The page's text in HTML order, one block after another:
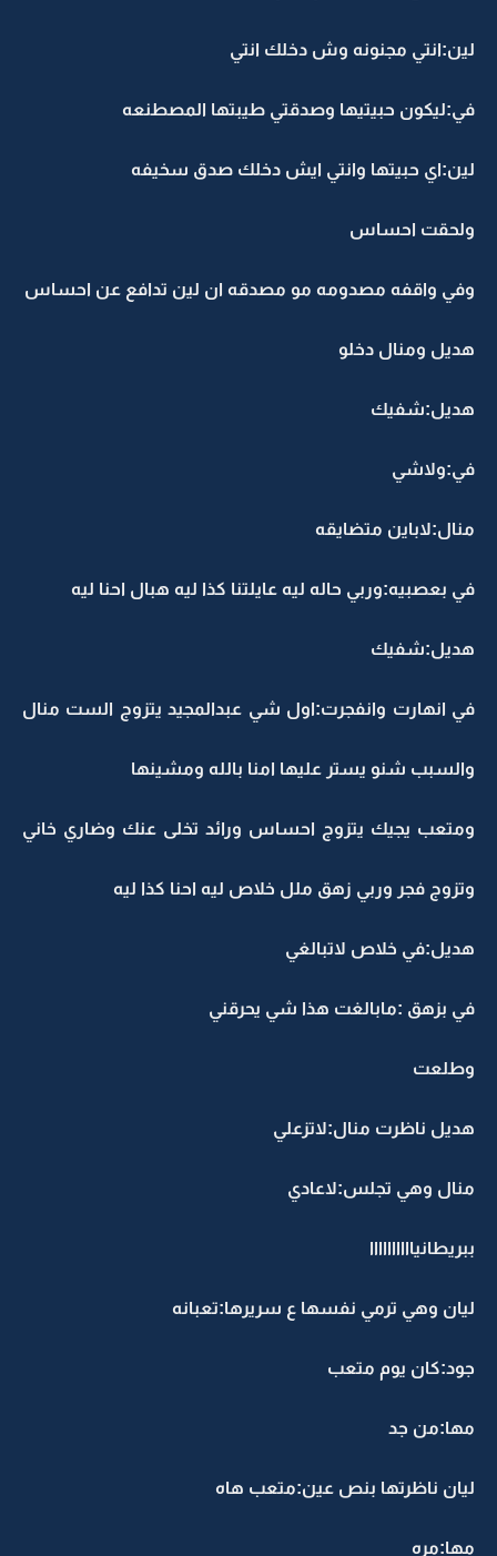
لين:انتي مجنونه وش دخلك انتي
في:ليكون حبيتيها وصدقتي طيبتها المصطنعه
لين:اي حبيتها وانتي ايش دخلك صدق سخيفه
ولحقت احساس
وفي واقفه مصدومه مو مصدقه ان لين تدافع عن احساس
هديل ومنال دخلو
هديل:شفيك
في:ولاشي
منال:لاباين متضايقه
في بعصبيه:وربي حاله ليه عايلتنا كذا ليه هبال احنا ليه
هديل:شفيك
في انهارت وانفجرت:اول شي عبدالمجيد يتزوج الست منال
والسبب شنو يستر عليها امنا بالله ومشينها
ومتعب يجيك يتزوج احساس ورائد تخلى عنك وضاري خاني
وتزوج فجر وربي زهق ملل خلاص ليه احنا كذا ليه
هديل:في خلاص لاتبالغي
في بزهق :مابالغت هذا شي يحرقني
وطلعت
هديل ناظرت منال:لاتزعلي
منال وهي تجلس:لاعادي
ببريطانياااااااااا
ليان وهي ترمي نفسها ع سريرها:تعبانه
جود:كان يوم متعب
مها:من جد
ليان ناظرتها بنص عين:متعب هاه
مها:مره